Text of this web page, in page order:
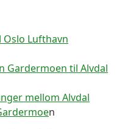
Lufthavn
Gardermoen til Alvdal
mellom Alvdal
n